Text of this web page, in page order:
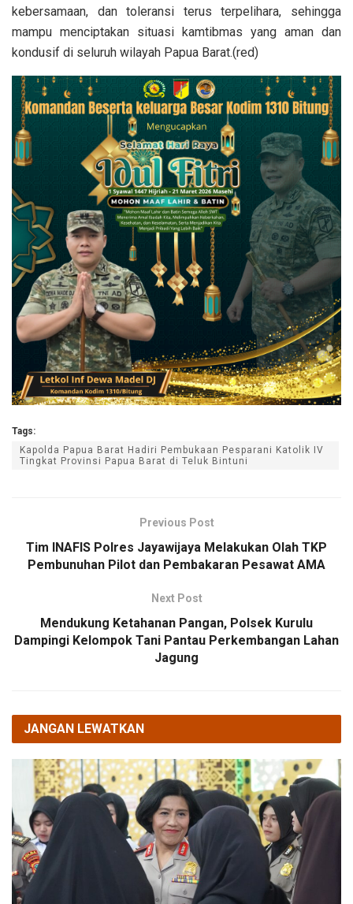
kebersamaan, dan toleransi terus terpelihara, sehingga
mampu menciptakan situasi kamtibmas yang aman dan
kondusif di seluruh wilayah Papua Barat.(red)
Tags:
Kapolda Papua Barat Hadiri Pembukaan Pesparani Katolik IV
Tingkat Provinsi Papua Barat di Teluk Bintuni
Previous Post
Tim INAFIS Polres Jayawijaya Melakukan Olah TKP
Pembunuhan Pilot dan Pembakaran Pesawat AMA
Next Post
Mendukung Ketahanan Pangan, Polsek Kurulu
Dampingi Kelompok Tani Pantau Perkembangan Lahan
Jagung
JANGAN LEWATKAN